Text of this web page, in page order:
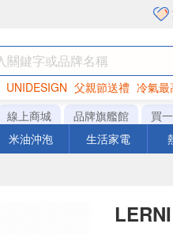
UNIDESIGN 父親節送禮 冷氣
罐頭 海苔 洋芋片
線上商城 品牌旗艦館 買
米油沖泡 生活家電